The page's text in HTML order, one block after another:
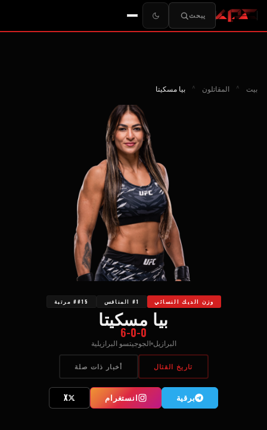
يبحث
بيت ^ المقاتلون ^ بيا مسكيتا
وزن الديك النسائي #1 المنافس ##15 مرتبة
بيا مسكيتا
6-0-0
البرازيل الجوجيتسو البرازيلية
تاريخ القتال أخبار ذات صلة
برقية انستغرام X